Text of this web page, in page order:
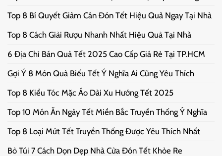
Top 8 Bí Quyết Giảm Cân Đón Tết Hiệu Quả Ngay Tại Nhà
Top 8 Cách Giải Rượu Nhanh Nhất Hiệu Quả Tại Nhà
6 Địa Chỉ Bán Quà Tết 2025 Cao Cấp Giá Rẻ Tại TP.HCM
Gợi Ý 8 Món Quà Biếu Tết Ý Nghĩa Ai Cũng Yêu Thích
Top 8 Kiểu Tóc Mặc Áo Dài Xu Hướng Tết 2025
Top 10 Món Ăn Ngày Tết Miền Bắc Truyền Thống Ý Nghĩa
Top 8 Loại Mứt Tết Truyền Thống Được Yêu Thích Nhất
Bỏ Túi 7 Cách Dọn Dẹp Nhà Cửa Đón Tết Khỏe Re